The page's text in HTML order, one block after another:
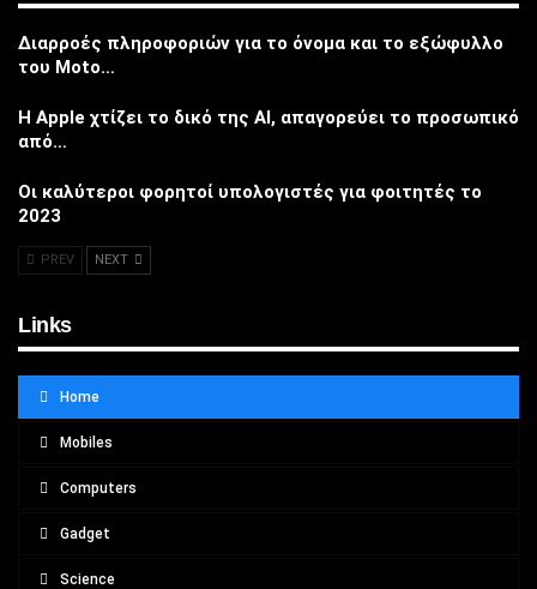
Διαρροές πληροφοριών για το όνομα και το εξώφυλλο
του Moto…
Η Apple χτίζει το δικό της AI, απαγορεύει το προσωπικό
από…
Οι καλύτεροι φορητοί υπολογιστές για φοιτητές το
2023
PREV NEXT
Links
Home
Mobiles
Computers
Gadget
Science